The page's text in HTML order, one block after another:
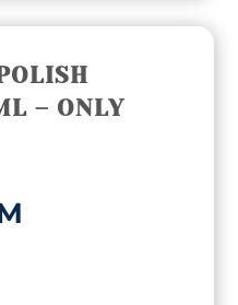
– ONLY